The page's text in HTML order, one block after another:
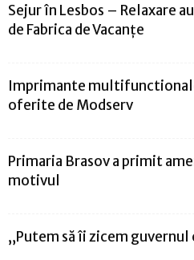
Sejur în Lesbos – Relaxare
de Fabrica de Vacanțe
Imprimante
oferite de Modserv
Primaria Brasov a primit
motivul
„Putem să îi zicem